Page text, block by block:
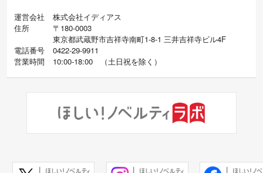
運営会社
株式会社イディアス
住所
〒180-0003
東京都武蔵野市吉祥寺南町1-8-1 三井吉祥寺ビル4F
電話番号
0422-29-9911
営業時間
10:00-18:00 （土日祝を除く）